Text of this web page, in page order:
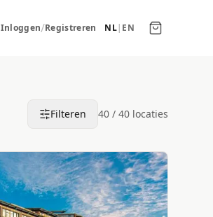
Inloggen/Registreren NL| EN
Filteren 40 / 40 locaties